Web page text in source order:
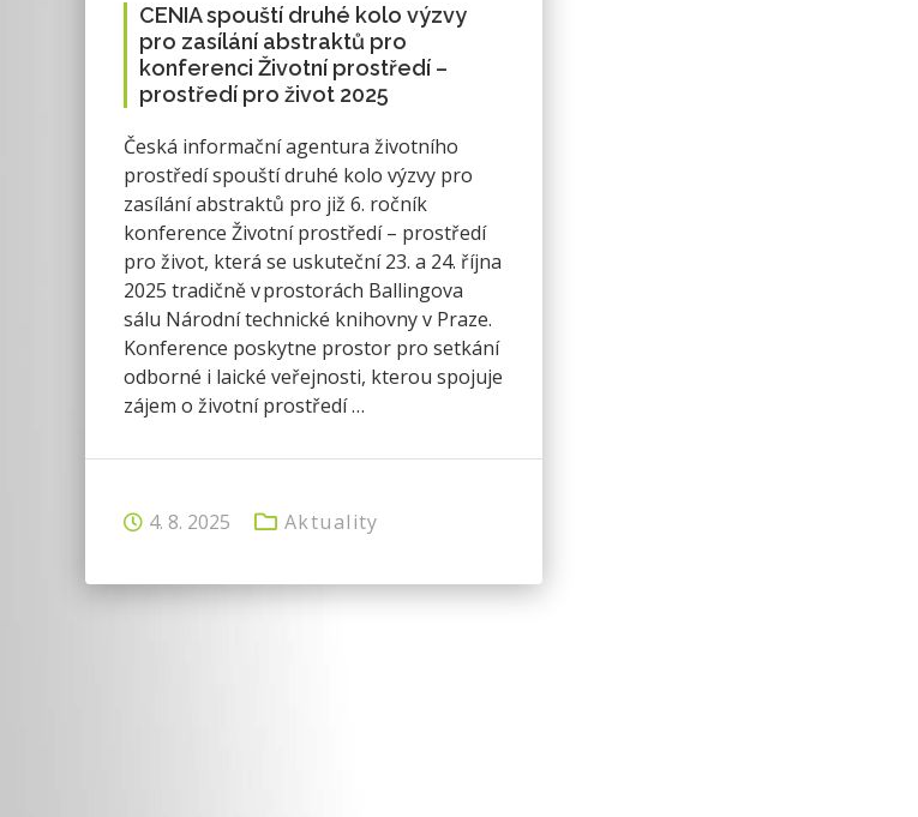
CENIA spouští druhé kolo výzvy
pro zasílání abstraktů pro
konferenci Životní prostředí –
prostředí pro život 2025
Česká informační agentura životního
prostředí spouští druhé kolo výzvy pro
zasílání abstraktů pro již 6. ročník
konference Životní prostředí – prostředí
pro život, která se uskuteční 23. a 24. října
2025 tradičně v prostorách Ballingova
sálu Národní technické knihovny v Praze.
Konference poskytne prostor pro setkání
odborné i laické veřejnosti, kterou spojuje
zájem o životní prostředí …
4. 8. 2025 Aktuality